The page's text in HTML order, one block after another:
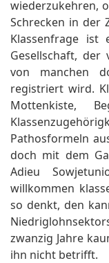
wiederzukehren,
Schrecken in der
Klassenfrage ist
Gesellschaft, der
von manchen
registriert wird.
Mottenkiste,
Pathosformeln
doch mit dem
Adieu
willkommen
so denkt, den
zwanzig Jahre
ihn nicht betrifft.